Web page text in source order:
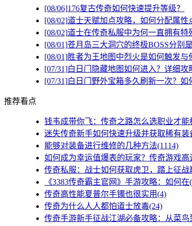
[08/06]176复古传奇如何快速提升等级？
[08/02]道士天赋加点攻略，如何分配属性
[08/02]道士在传奇私服中为何一直拥有特
[08/01]苍月岛三大洞穴的终极BOSS分别
[08/01]胜者为王地图中烈火是如何触发与
[07/31] 白日门隐藏地图如何进入？详细
[07/31] 白日门野外宝箱多久刷新一次？如
推荐看点
钱韦成带你飞：传奇之路怎么选职业才能
迷失传奇新手如何快速升级并获取稀有装
能够对装备进行维修的几种方法(1114)
如何成为幸运值爆表的玩家？传奇游戏高
传奇私服：战士如何获取虎卫，踏上征战
《3383传奇霸主官网》手游攻略：如何在
传奇高性能夏普尔手镯也很实用(4)
传奇为什么人人都怕道士放毒(24)
传奇手游新手征战江湖必备攻略：从菜鸟